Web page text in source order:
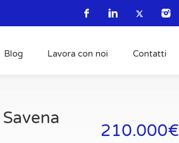
Blog Lavora con noi Contatti
210.000€